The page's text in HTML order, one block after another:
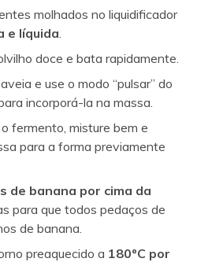
molhados no liquidificador
e líquida.
doce e bata rapidamente.
e use o modo “pulsar” do
incorporá-la na massa.
fermento, misture bem e
para a forma previamente
de banana por cima da
para que todos pedaços de
de banana.
preaquecido a 180ºC por